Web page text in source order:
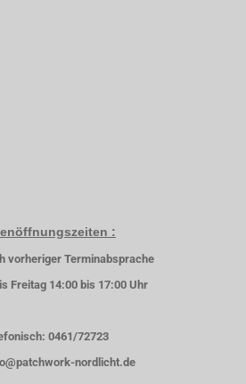
:
vorheriger Terminabsprache
Freitag 14:00 bis 17:00 Uhr
0461/72723
nordlicht.de